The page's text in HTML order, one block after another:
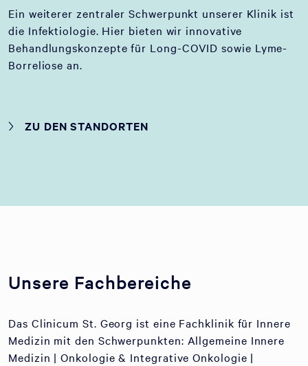
Ein weiterer zentraler Schwerpunkt unserer Klinik ist
die Infektiologie. Hier bieten wir innovative
Behandlungskonzepte für Long-COVID sowie Lyme-
Borreliose an.
ZU DEN STANDORTEN
Unsere Fachbereiche
Das Clinicum St. Georg ist eine Fachklinik für Innere
Medizin mit den Schwerpunkten: Allgemeine Innere
Medizin | Onkologie & Integrative Onkologie |